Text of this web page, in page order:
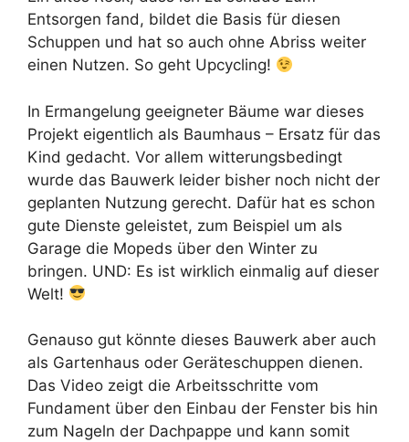
Entsorgen fand, bildet die Basis für diesen
Schuppen und hat so auch ohne Abriss weiter
einen Nutzen. So geht Upcycling!
In Ermangelung geeigneter Bäume war dieses
Projekt eigentlich als Baumhaus – Ersatz für das
Kind gedacht. Vor allem witterungsbedingt
wurde das Bauwerk leider bisher noch nicht der
geplanten Nutzung gerecht. Dafür hat es schon
gute Dienste geleistet, zum Beispiel um als
Garage die Mopeds über den Winter zu
bringen. UND: Es ist wirklich einmalig auf dieser
Welt!
Genauso gut könnte dieses Bauwerk aber auch
als Gartenhaus oder Geräteschuppen dienen.
Das Video zeigt die Arbeitsschritte vom
Fundament über den Einbau der Fenster bis hin
zum Nageln der Dachpappe und kann somit